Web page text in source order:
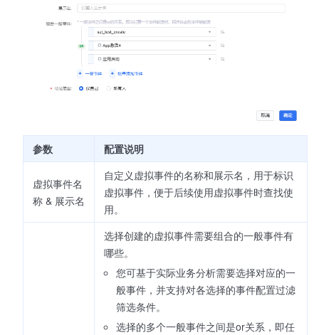
参数 配置说明
虚拟事件名
称 & 展示名
自定义虚拟事件的名称和展示名，用于标识
虚拟事件，便于后续使用虚拟事件时查找使
用。
选择创建的虚拟事件需要组合的一般事件有
哪些。
您可基于实际业务分析需要选择对应的一
般事件，并支持对各选择的事件配置过滤
筛选条件。
选择的多个一般事件之间是or关系，即任